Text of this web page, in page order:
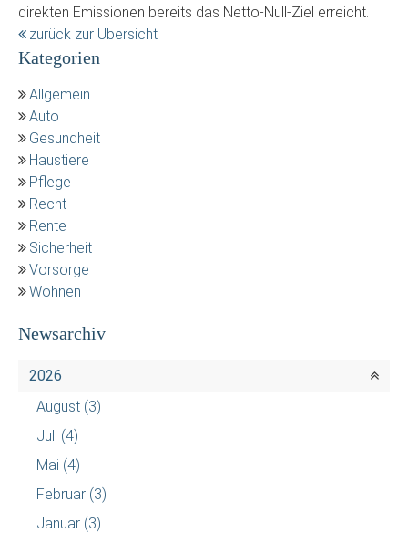
direkten Emissionen bereits das Netto-Null-Ziel erreicht.
zurück zur Übersicht
Kategorien
Allgemein
Auto
Gesundheit
Haustiere
Pflege
Recht
Rente
Sicherheit
Vorsorge
Wohnen
Newsarchiv
2026
August (3)
Juli (4)
Mai (4)
Februar (3)
Januar (3)